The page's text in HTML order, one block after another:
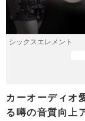
シックスエレメント
カーオーディオ
る噂の音質向上